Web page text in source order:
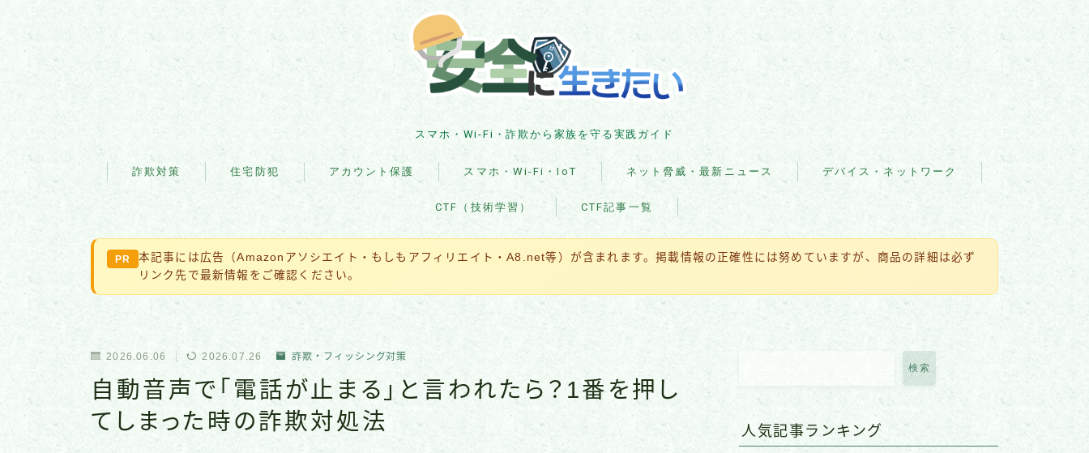
スマホ・Wi-Fi・詐欺から家族を守る実践ガイド
詐欺対策 住宅防犯 アカウント保護 スマホ・Wi-Fi・IoT ネット脅威・最新ニュース
企業・組織の被害事例
ア
国際・政治関連
デバイス・ネットワーク
CTF（技術学習） CTF記事一覧
PR
本記事には広告（Amazonアソシエイト・もしもアフィリエイト・A8.net等）が含まれます。掲載情報の正確性には努めていますが、商品の詳細は必ず
リンク先で最新情報をご確認ください。
2026.06.06 2026.07.26 詐欺・フィッシング対策
自動音声で「電話が止まる」と言われたら？1番を押し
てしまった時の詐欺対処法
検索
人気記事ランキング